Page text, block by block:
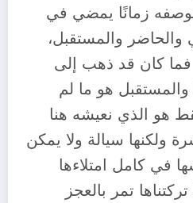
بوصفه زمانًا يمضي في
والحاضر والمستقبل،
كان قد ذهب إلى
والمستقبل هو ما لم
هو الذي نعيشه هنا
ولكنها سيالة ولا يمكن
في كامل امتلاءها
تمر بالعجز